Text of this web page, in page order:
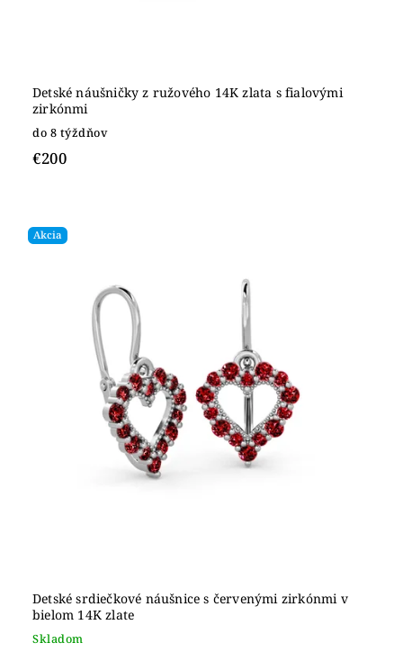
Detské náušničky z ružového 14K zlata s fialovými
zirkónmi
do 8 týždňov
€200
Akcia
Detské srdiečkové náušnice s červenými zirkónmi v
bielom 14K zlate
Skladom